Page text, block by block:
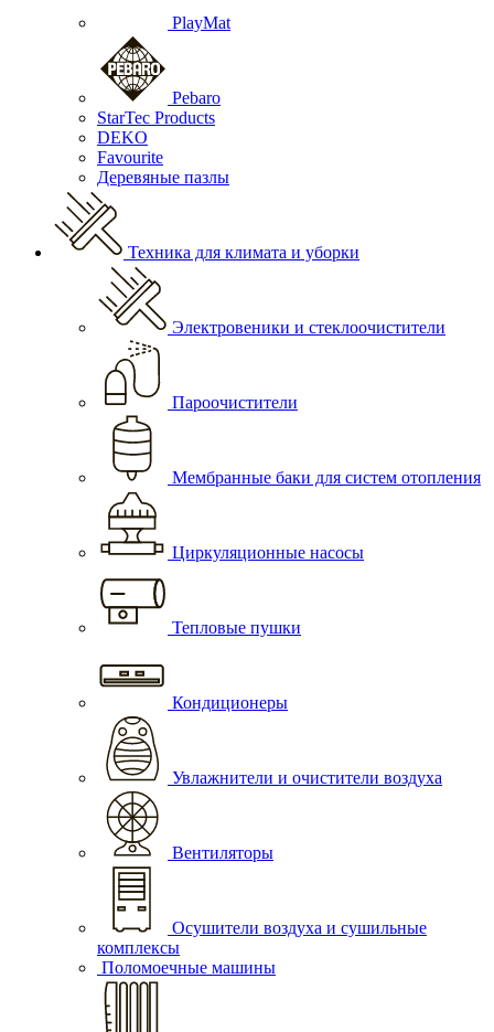
PlayMat
Pebaro
StarTec Products
DEKO
Favourite
Деревяные пазлы
Техника для климата и уборки
Электровеники и стеклоочистители
Пароочистители
Мембранные баки для систем отопления
Циркуляционные насосы
Тепловые пушки
Кондиционеры
Увлажнители и очистители воздуха
Вентиляторы
Осушители воздуха и сушильные
комплексы
Поломоечные машины